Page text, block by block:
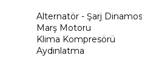
Alternatör - Şarj
Marş Motoru
Klima Kompresörü
Aydınlatma